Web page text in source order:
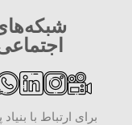
برای ارتباط با